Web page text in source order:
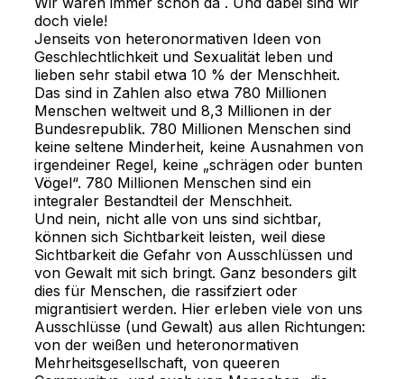
doch viele!
Jenseits von heteronormativen Ideen von
Geschlechtlichkeit und Sexualität leben und
lieben sehr stabil etwa 10 % der Menschheit.
Das sind in Zahlen also etwa 780 Millionen
Menschen weltweit und 8,3 Millionen in der
Bundesrepublik. 780 Millionen Menschen sind
keine seltene Minderheit, keine Ausnahmen von
irgendeiner Regel, keine „schrägen oder bunten
Vögel“. 780 Millionen Menschen sind ein
integraler Bestandteil der Menschheit.
Und nein, nicht alle von uns sind sichtbar,
können sich Sichtbarkeit leisten, weil diese
Sichtbarkeit die Gefahr von Ausschlüssen und
von Gewalt mit sich bringt. Ganz besonders gilt
dies für Menschen, die rassifziert oder
migrantisiert werden. Hier erleben viele von uns
Ausschlüsse (und Gewalt) aus allen Richtungen:
von der weißen und heteronormativen
Mehrheitsgesellschaft, von queeren